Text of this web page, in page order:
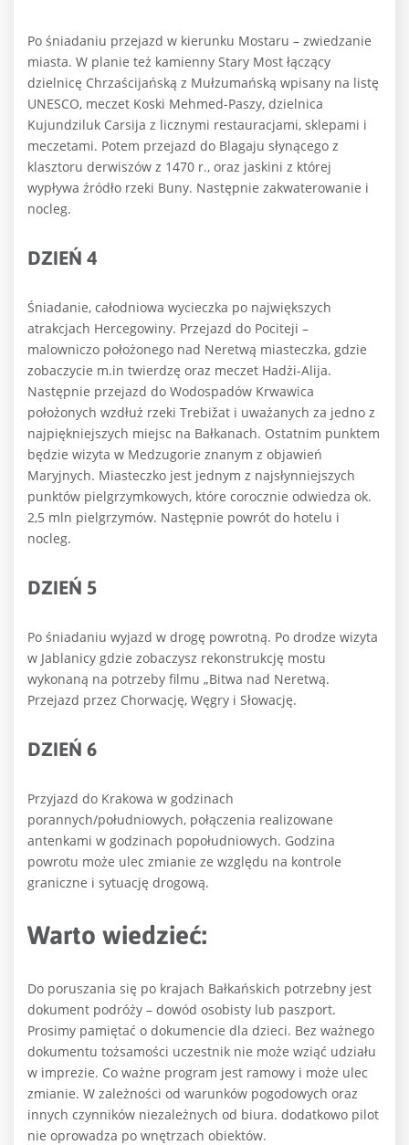
Po śniadaniu przejazd w kierunku Mostaru – zwiedzanie
miasta. W planie też kamienny Stary Most łączący
dzielnicę Chrzaścijańską z Mułzumańską wpisany na listę
UNESCO, meczet Koski Mehmed-Paszy, dzielnica
Kujundziluk Carsija z licznymi restauracjami, sklepami i
meczetami. Potem przejazd do Blagaju słynącego z
klasztoru derwiszów z 1470 r., oraz jaskini z której
wypływa źródło rzeki Buny. Następnie zakwaterowanie i
nocleg.
DZIEŃ 4
Śniadanie, całodniowa wycieczka po największych
atrakcjach Hercegowiny. Przejazd do Pociteji –
malowniczo położonego nad Neretwą miasteczka, gdzie
zobaczycie m.in twierdzę oraz meczet Hadżi-Alija.
Następnie przejazd do Wodospadów Krwawica
położonych wzdłuż rzeki Trebižat i uważanych za jedno z
najpiękniejszych miejsc na Bałkanach. Ostatnim punktem
będzie wizyta w Medzugorie znanym z objawień
Maryjnych. Miasteczko jest jednym z najsłynniejszych
punktów pielgrzymkowych, które corocznie odwiedza ok.
2,5 mln pielgrzymów. Następnie powrót do hotelu i
nocleg.
DZIEŃ 5
Po śniadaniu wyjazd w drogę powrotną. Po drodze wizyta
w Jablanicy gdzie zobaczysz rekonstrukcję mostu
wykonaną na potrzeby filmu „Bitwa nad Neretwą.
Przejazd przez Chorwację, Węgry i Słowację.
DZIEŃ 6
Przyjazd do Krakowa w godzinach
porannych/południowych, połączenia realizowane
antenkami w godzinach popołudniowych. Godzina
powrotu może ulec zmianie ze względu na kontrole
graniczne i sytuację drogową.
Warto wiedzieć:
Do poruszania się po krajach Bałkańskich potrzebny jest
dokument podróży – dowód osobisty lub paszport.
Prosimy pamiętać o dokumencie dla dzieci. Bez ważnego
dokumentu tożsamości uczestnik nie może wziąć udziału
w imprezie. Co ważne program jest ramowy i może ulec
zmianie. W zależności od warunków pogodowych oraz
innych czynników niezależnych od biura. dodatkowo pilot
nie oprowadza po wnętrzach obiektów.